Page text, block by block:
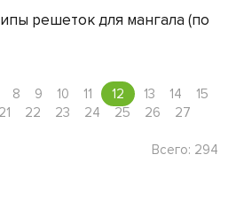
решеток для мангала (по
8 9 10 11 12 13 14
15
21 22 23 24 25 26
27
Всего: 294